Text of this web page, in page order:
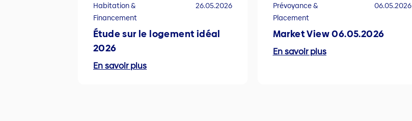
Habitation &
Financement
26.05.2026
Étude sur le logement idéal
2026
En savoir plus
Prévoyance &
Placement
06.05.2026
Market View 06.05.2026
En savoir plus